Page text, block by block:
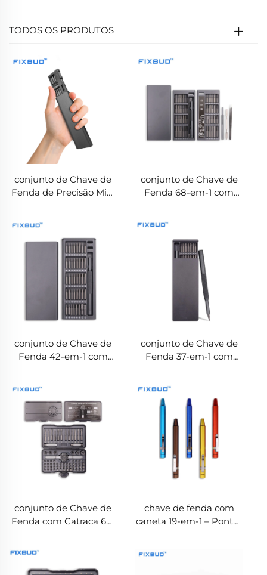
TODOS OS PRODUTOS
conjunto de Chave de
Fenda de Precisão Mini
Pontas de Aço S2 com
Duas Extremidades,
Magnetizador e
Desmagnetizador
Embutidos
conjunto de Chave de
Fenda 68-em-1 com
conjunto de Chave de
Fenda 42-em-1 com
conjunto de Chave de
Fenda 37-em-1 com
Etiquetas de Tipo de
Ponta
conjunto de Chave de
Fenda com Catraca 69-
chave de fenda com
caneta 19-em-1 – Pontas
e opções de cores OEM